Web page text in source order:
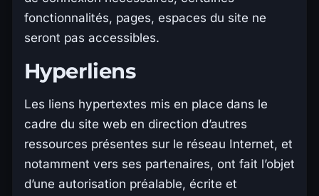
fonctionnalités, pages, espaces du site ne
seront pas accessibles.
Hyperliens
Les liens hypertextes mis en place dans le
cadre du site web en direction d’autres
ressources présentes sur le réseau Internet, et
notamment vers ses partenaires, ont fait l’objet
d’une autorisation préalable, écrite et